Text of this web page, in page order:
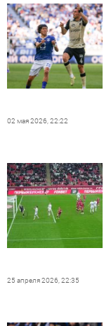
02 мая 2026, 22:22
25 апреля 2026, 22:35